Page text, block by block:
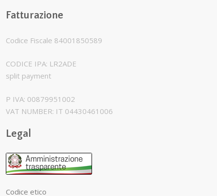
Fatturazione
Codice Fiscale 84001850589
CODICE IPA: LR2ADE
split payment
P IVA: 00879951002
VAT NUMBER: IT 04430461006
Legal
Codice etico